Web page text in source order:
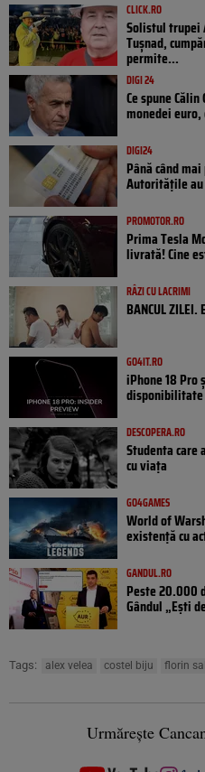
CLICK.RO
Solistul trupei
Tușnad,
permite...
DIGI 24
Ce spune
monedei
DIGI24
Până când
Autoritățile
PROMOTOR.RO
Prima Tesla
livrată! Cine
RÂZI CU LACRIMI
BANCUL
GO4IT.RO
iPhone 18
disponibilitate
DESCOPERA.RO
Studenta
cu viața
GO4GAMES
World of
existență cu
GANDUL.RO
Peste 20.000
Gândul „Ești
Tags: alex velea costel biju florin
Urmărește